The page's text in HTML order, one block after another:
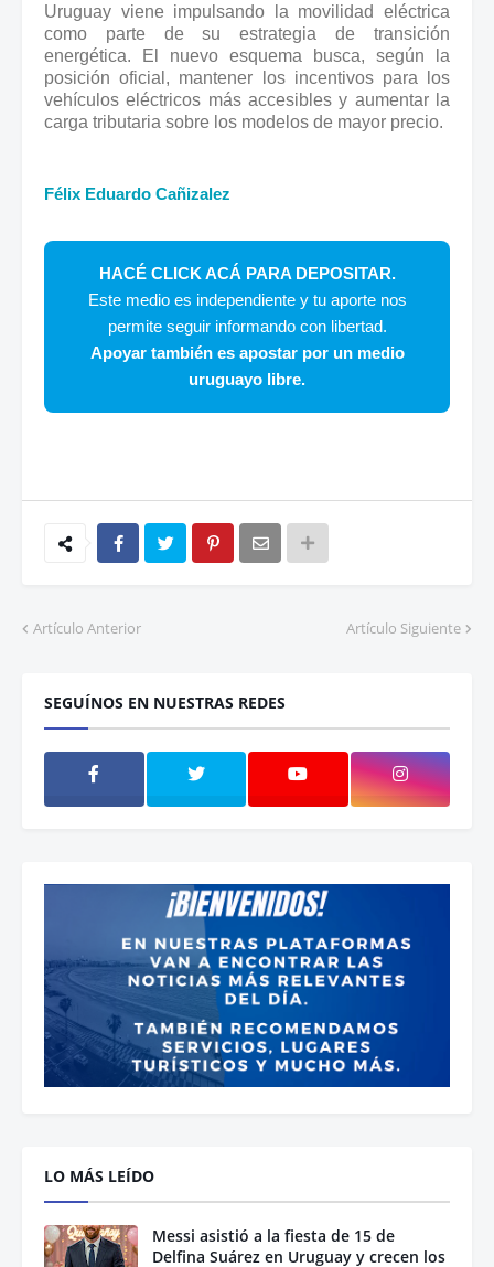
Uruguay viene impulsando la movilidad eléctrica
como parte de su estrategia de transición
energética. El nuevo esquema busca, según la
posición oficial, mantener los incentivos para los
vehículos eléctricos más accesibles y aumentar la
carga tributaria sobre los modelos de mayor precio.
Félix Eduardo Cañizalez
HACÉ CLICK ACÁ PARA DEPOSITAR.
Este medio es independiente y tu aporte nos
permite seguir informando con libertad.
Apoyar también es apostar por un medio
uruguayo libre.
Artículo Anterior Artículo Siguiente
SEGUÍNOS EN NUESTRAS REDES
LO MÁS LEÍDO
Messi asistió a la fiesta de 15 de
Delfina Suárez en Uruguay y crecen los